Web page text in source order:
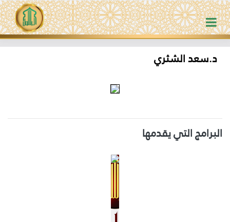
د.سعد الشثري
البرامج التي يقدمها